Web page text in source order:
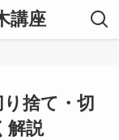
講座
捨て・切
解説